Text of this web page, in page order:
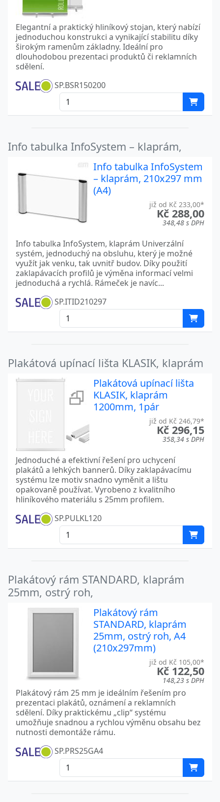
Elegantní a praktický hliníkový stojan, který nabízí
jednoduchou konstrukci a vynikající stabilitu díky
širokým ramenům základny. Ideální pro
dlouhodobou prezentaci produktů či reklamních
sdělení.
SP.BSR150200
Info tabulka InfoSystem – klaprám,
Info tabulka InfoSystem
– klaprám, 210x297 mm
(A4)
již od Kč 233,00*
Kč 288,00
348,48 s DPH
Info tabulka InfoSystem, klaprám Univerzální
systém, jednoduchý na obsluhu, který je možné
využít jak venku, tak uvnitř budov. Díky použití
zaklapávacích profilů je výměna informací velmi
jednoduchá a rychlá. Rámeček je navíc...
SP.ITID210297
Plakátová upínací lišta KLASIK, klaprám
Plakátová upínací lišta
KLASIK, klaprám
1200mm, 1pár
již od Kč 246,79*
Kč 296,15
358,34 s DPH
Jednoduché a efektivní řešení pro uchycení
plakátů a lehkých bannerů. Díky zaklapávacímu
systému lze motiv snadno vyměnit a lištu
opakovaně používat. Vyrobeno z kvalitního
hliníkového materiálu s 25mm profilem.
SP.PULKL120
Plakátový rám STANDARD, klaprám
25mm, ostrý roh,
Plakátový rám
STANDARD, klaprám
25mm, ostrý roh, A4
(210x297mm)
již od Kč 105,00*
Kč 122,50
148,23 s DPH
Plakátový rám 25 mm je ideálním řešením pro
prezentaci plakátů, oznámení a reklamních
sdělení. Díky praktickému „clip“ systému
umožňuje snadnou a rychlou výměnu obsahu bez
nutnosti demontáže rámu.
SP.PRS25GA4